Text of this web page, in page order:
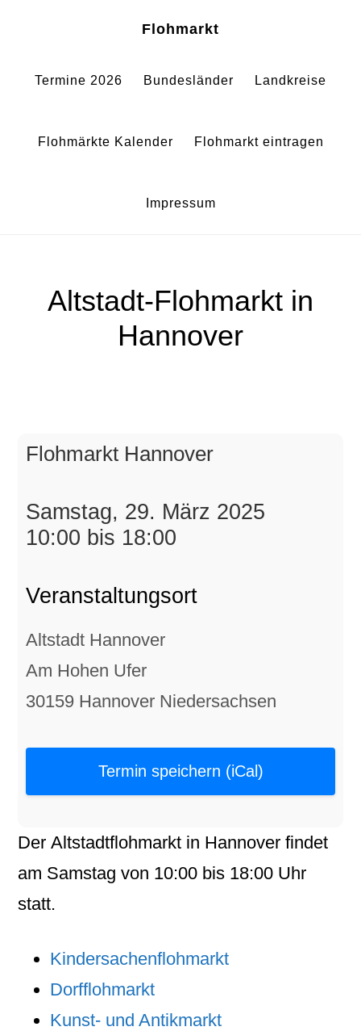
springen
springen
Flohmarkt
Termine 2026 Bundesländer Landkreise
Flohmärkte Kalender Flohmarkt eintragen
Impressum
Altstadt-Flohmarkt in
Hannover
Flohmarkt Hannover
Samstag, 29. März 2025
10:00 bis 18:00
Veranstaltungsort
Altstadt Hannover
Am Hohen Ufer
30159 Hannover Niedersachsen
Termin speichern (iCal)
DerAltstadtflohmarkt in Hannover findet
am Samstag von 10:00 bis 18:00 Uhr
statt.
Kindersachenflohmarkt
Dorfflohmarkt
Kunst- und Antikmarkt